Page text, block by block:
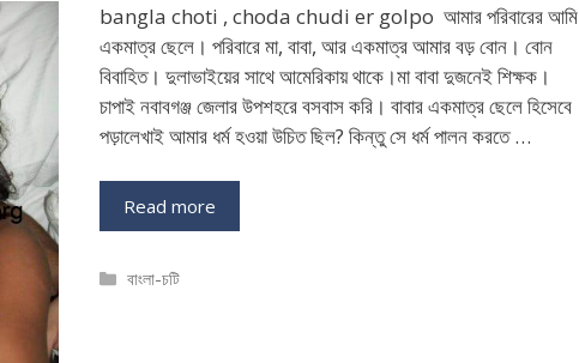
bangla choti , choda chudi er golpo আমার পরিবারের আমি
একমাত্র ছেলে। পরিবারে মা, বাবা, আর একমাত্র আমার বড় বোন। বোন
বিবাহিত। দুলাভাইয়ের সাথে আমেরিকায় থাকে।মা বাবা দুজনেই শিক্ষক।
চাপাই নবাবগঞ্জ জেলার উপশহরে বসবাস করি। বাবার একমাত্র ছেলে হিসেবে
পড়ালেখাই আমার ধর্ম হওয়া উচিত ছিল? কিন্তু সে ধর্ম পালন করতে …
Read more
Categories
বাংলা-চটি